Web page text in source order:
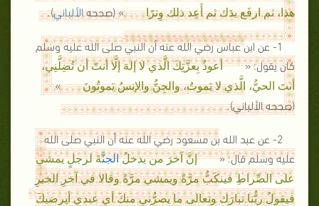
هذا، ثم ارفَع يدَك ثم أَعِد ذلك وِترًا
» (صححهالألباني).
1- عن ابن عباس رضي الله عنه أن النبي صلى الله عليه وسلم
كان يقول: «
أعوذُ بِعزَّتِكَ الَّذي لا إلهَ إلَّا أنتّ أن تُضِلَّنِي،
أنتَ الحيُّ، الَّذي لا يَموتُ، والجِنُّ والإنسُ يَموتُونَ
»
(صححه الألباني).
2- عن عبد الله بن مسعود رضي الله عنه أن النبي صلى الله
عليه وسلم قال: «
إنَّ آخرَ من يدخلُالجنَّةَ لرجلٍ يمشي
على الصِّراطِ فينكَبُّ مرَّةً ويمشي مرَّةً وقالا في آخرِ الخبرِ
فيقولُ ربُّنا تبارَك وتعالى ما يصرُّني منكَ أي عبدي أيرضيكَ